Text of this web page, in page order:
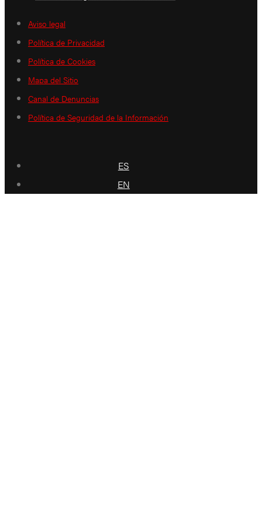
Aviso legal
Política de Privacidad
Política de Cookies
Mapa del Sitio
Canal de Denuncias
Política de Seguridad de la Información
ES
EN